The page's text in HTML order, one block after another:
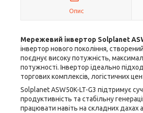
Опис
Мережевий інвертор Solplanet
інвертор нового покоління,
поєднує високу потужність,
потужності. Інвертор ідеально
торгових комплексів, логістичних
Solplanet ASW50K-LT-G3 підтримує
продуктивність та стабільну
працювати навіть на складних дахах